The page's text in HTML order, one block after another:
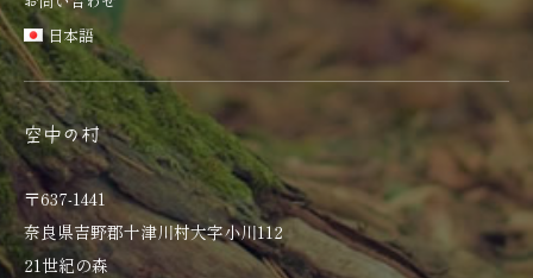
日本語
空中の村
〒637-1441
奈良県吉野郡十津川村大字小川112
21世紀の森